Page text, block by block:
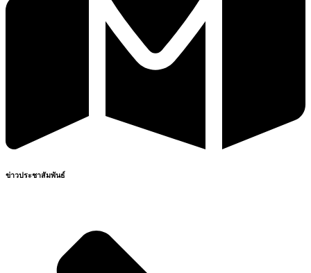
ข่าวประชาสัมพันธ์